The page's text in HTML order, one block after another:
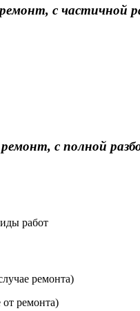
с частичной
с полной
работ
ремонта)
от ремонта)